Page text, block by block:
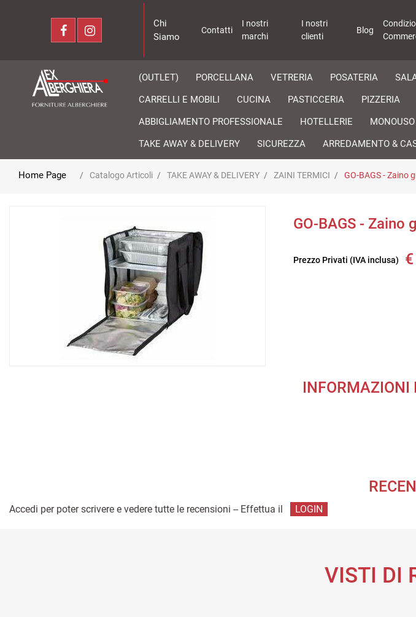
Chi
Siamo
Contatti
I nostri
marchi
I nostri
clienti
Blog
(OUTLET) PORCELLANA VETRERIA POSATERIA
CARRELLI E MOBILI
CUCINA PASTICCERIA PIZZERIA
ABBIGLIAMENTO PROFESSIONALE
HOTELLERIE MONOUSO
TAKE AWAY & DELIVERY
SICUREZZA ARREDAMENTO &
Home Page Catalogo Articoli TAKE AWAY & DELIVERY ZAINI TERMICI GO-BAGS - Zaino
GO-BAGS - Zaino
Prezzo Privati (IVA inclusa)
INFORMAZIONI
Accedi per poter scrivere e vedere tutte le recensioni -- Effettua il LOGIN
VISTI DI